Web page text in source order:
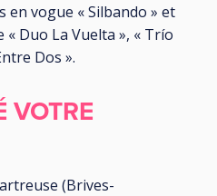
vogue « Silbando » et
« Duo La Vuelta », « Trío
Dos ».
VOTRE
(Brives-